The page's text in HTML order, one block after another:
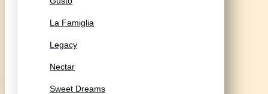
La Famiglia
Legacy
Nectar
Sweet Dreams